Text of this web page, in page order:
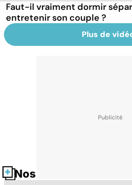
Faut-il vraiment dormir
entretenir son couple ?
Plus de
Nos fiches santé